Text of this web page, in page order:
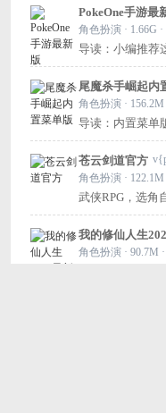
PokeOne手游最
角色扮演 · 1.66G ·
导读：小编推荐
宠，个性十足，
尾魔杀手崛起内
角色扮演 · 156.2M
导读：内置菜单
人，好玩又爽快
苍云剑道官方
角色扮演 · 122.1M
武侠RPG，选角
快来闯江湖！
我的修仙人生
角色扮演 · 90.7M ·